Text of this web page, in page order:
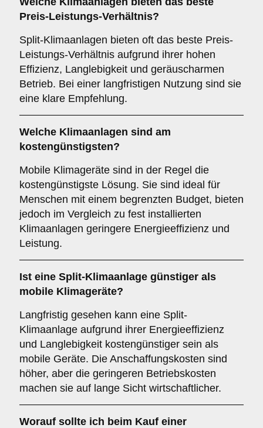
Preis-Leistungs-Verhältnis?
Split-Klimaanlagen bieten oft das beste Preis-
Leistungs-Verhältnis aufgrund ihrer hohen
Effizienz, Langlebigkeit und geräuscharmen
Betrieb. Bei einer langfristigen Nutzung sind sie
eine klare Empfehlung.
Welche Klimaanlagen sind am
kostengünstigsten?
Mobile Klimageräte sind in der Regel die
kostengünstigste Lösung. Sie sind ideal für
Menschen mit einem begrenzten Budget, bieten
jedoch im Vergleich zu fest installierten
Klimaanlagen geringere Energieeffizienz und
Leistung.
Ist eine Split-Klimaanlage günstiger als
mobile Klimageräte?
Langfristig gesehen kann eine Split-
Klimaanlage aufgrund ihrer Energieeffizienz
und Langlebigkeit kostengünstiger sein als
mobile Geräte. Die Anschaffungskosten sind
höher, aber die geringeren Betriebskosten
machen sie auf lange Sicht wirtschaftlicher.
Worauf sollte ich beim Kauf einer